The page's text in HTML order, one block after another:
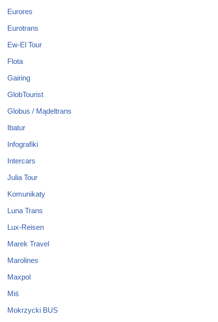
Eurores
Eurotrans
Ew-El Tour
Flota
Gairing
GlobTourist
Globus / Mądeltrans
Ibatur
Infografiki
Intercars
Julia Tour
Komunikaty
Luna Trans
Lux-Reisen
Marek Travel
Marolines
Maxpol
Miś
Mokrzycki BUS